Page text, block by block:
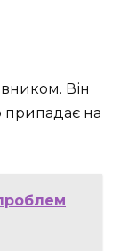
Він
припадає на